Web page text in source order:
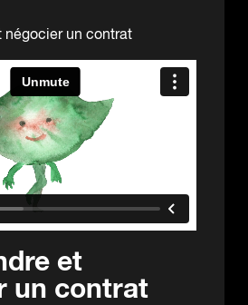
négocier un contrat
et
un contrat